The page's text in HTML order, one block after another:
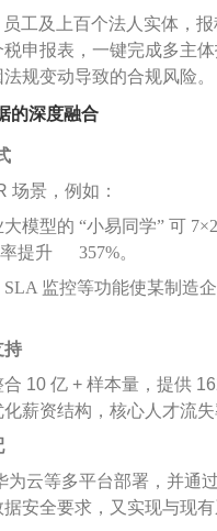
工及上百个法人实体，
申报表，一键完成多主
规变动导致的合规风险。
的深度融合
场景，例如：
大模型的 “小易同学” 可
率提升 357%。
监控等功能使某制造
持
10 亿 + 样本量，提供
薪资结构，核心人才流失
为云等多平台部署，并通
安全要求，又实现与现